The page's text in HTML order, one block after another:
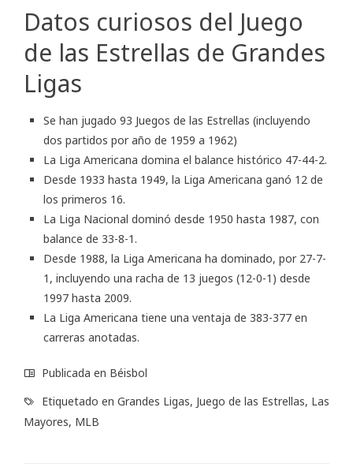
Datos curiosos del Juego
de las Estrellas de Grandes
Ligas
Se han jugado 93 Juegos de las Estrellas (incluyendo
dos partidos por año de 1959 a 1962)
La Liga Americana domina el balance histórico 47-44-2.
Desde 1933 hasta 1949, la Liga Americana ganó 12 de
los primeros 16.
La Liga Nacional dominó desde 1950 hasta 1987, con
balance de 33-8-1.
Desde 1988, la Liga Americana ha dominado, por 27-7-
1, incluyendo una racha de 13 juegos (12-0-1) desde
1997 hasta 2009.
La Liga Americana tiene una ventaja de 383-377 en
carreras anotadas.
Publicada en Béisbol
Etiquetado en Grandes Ligas, Juego de las Estrellas, Las
Mayores, MLB